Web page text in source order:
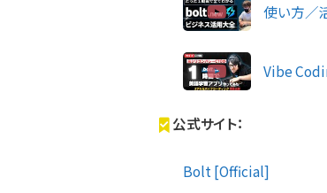
使い方／
Vibe
公式サイト：
Bolt [Official]